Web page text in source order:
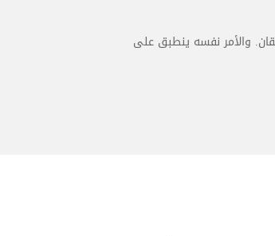
والأمر نفسه ينطبق على